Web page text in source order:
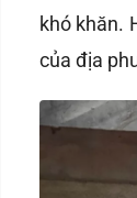
khó khăn.
của địa